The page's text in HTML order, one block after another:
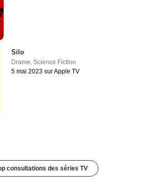
Silo
Drame,Science Fiction
5 mai 2023 sur Apple TV
consultations des séries TV